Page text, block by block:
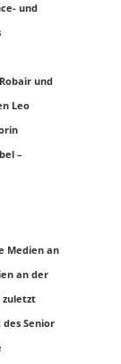
und
und
Leo
–
Medien an
an der
zuletzt
Senior